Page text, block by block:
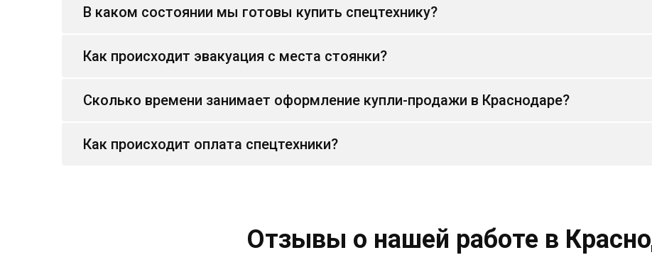
В каком состоянии мы готовы купить спецтехнику?
Как происходит эвакуация с места стоянки?
Сколько времени занимает оформление купли-продажи в Краснодаре?
Как происходит оплата спецтехники?
Отзывы о нашей работе в